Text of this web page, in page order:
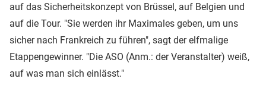
auf das Sicherheitskonzept von Brüssel, auf Belgien und
auf die Tour. "Sie werden ihr Maximales geben, um uns
sicher nach Frankreich zu führen", sagt der elfmalige
Etappengewinner. "Die ASO (Anm.: der Veranstalter) weiß,
auf was man sich einlässt."